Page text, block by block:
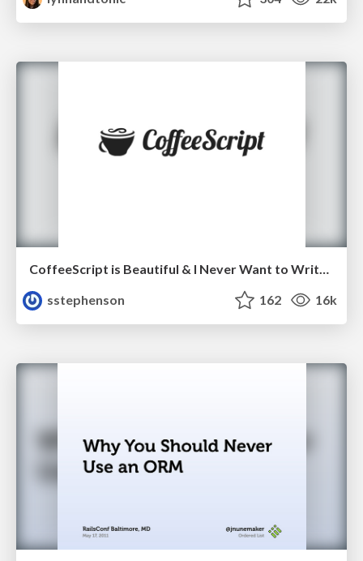
CoffeeScript is Beautiful & I Never Want to Write Plain JavaScript Again
sstephenson
162 16k